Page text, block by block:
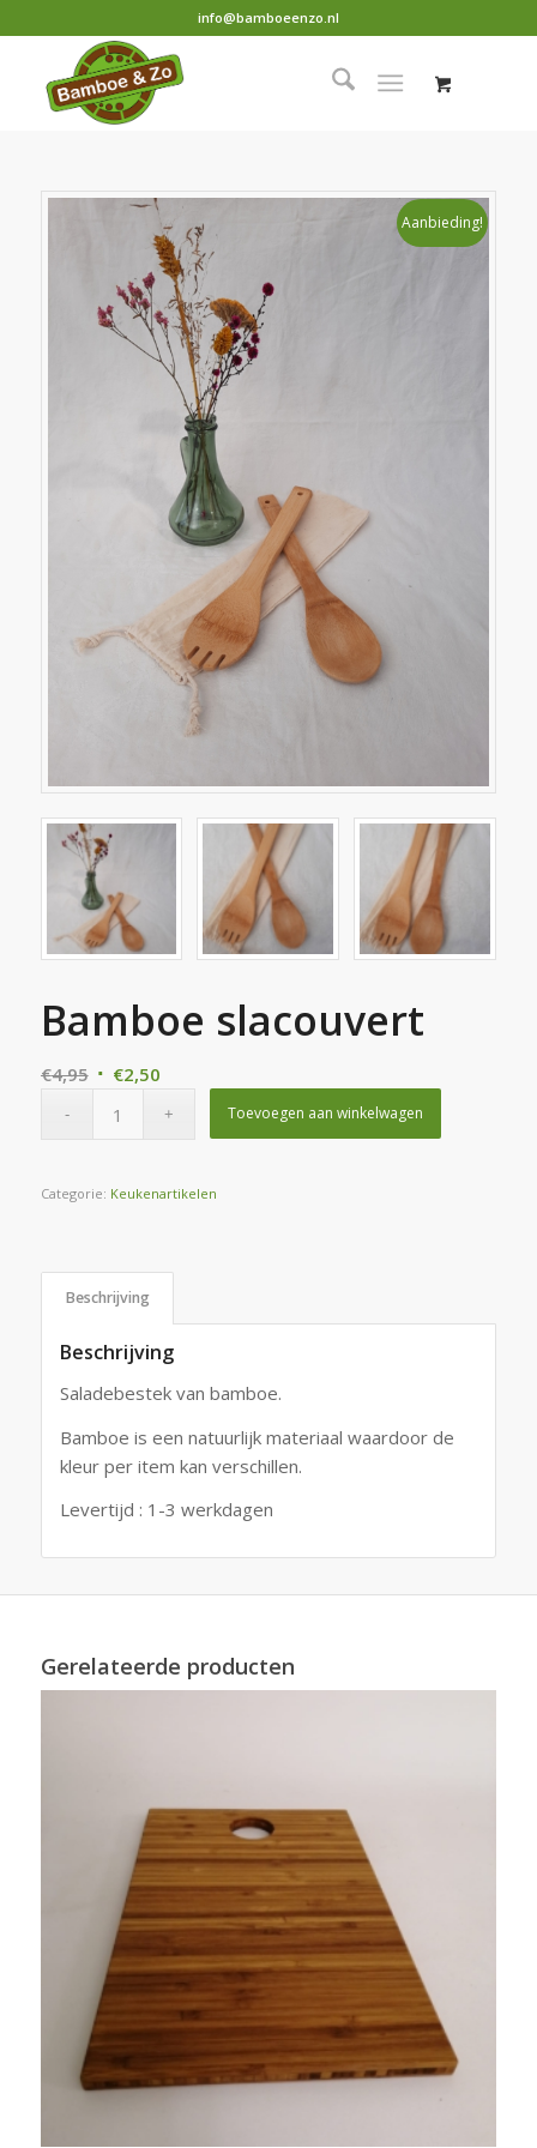
info@bamboeenzo.nl
Aanbieding!
Bamboe slacouvert
€4,95 Oorspronkelijke
€2,50Huidige
Toevoegen aan winkelwagen
Categorie: Keukenartikelen
Beschrijving
Beschrijving
Saladebestek van bamboe.
Bamboe is een natuurlijk materiaal waardoor de
kleur per item kan verschillen.
Levertijd : 1-3 werkdagen
Gerelateerde producten